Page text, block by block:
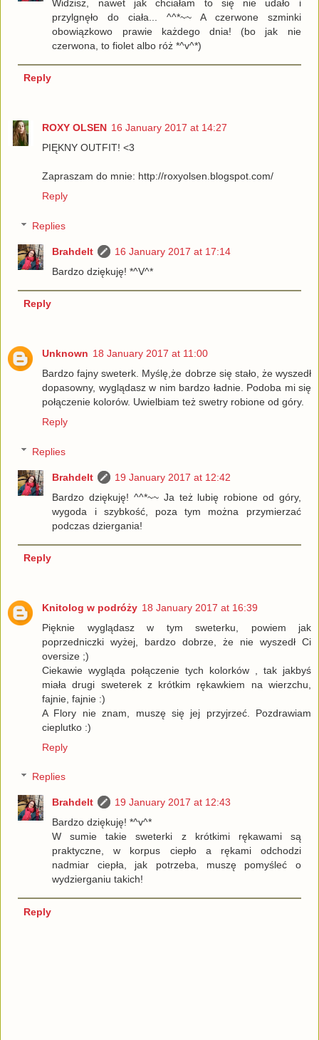
Widzisz, nawet jak chciałam to się nie udało i
przylgnęło do ciała... ^^*~~ A czerwone szminki
obowiązkowo prawie każdego dnia! (bo jak nie
czerwona, to fiolet albo róż *^v^*)
Reply
ROXY OLSEN 16 January 2017 at 14:27
PIĘKNY OUTFIT! <3
Zapraszam do mnie: http://roxyolsen.blogspot.com/
Reply
Replies
Brahdelt
16 January 2017 at 17:14
Bardzo dziękuję! *^V^*
Reply
Unknown 18 January 2017 at 11:00
Bardzo fajny sweterk. Myślę,że dobrze się stało, że wyszedł
dopasowny, wyglądasz w nim bardzo ładnie. Podoba mi się
połączenie kolorów. Uwielbiam też swetry robione od góry.
Reply
Replies
Brahdelt
19 January 2017 at 12:42
Bardzo dziękuję! ^^*~~ Ja też lubię robione od góry,
wygoda i szybkość, poza tym można przymierzać
podczas dziergania!
Reply
Knitolog w podróży 18 January 2017 at 16:39
Pięknie wyglądasz w tym sweterku, powiem jak
poprzedniczki wyżej, bardzo dobrze, że nie wyszedł Ci
oversize ;)
Ciekawie wygląda połączenie tych kolorków , tak jakbyś
miała drugi sweterek z krótkim rękawkiem na wierzchu,
fajnie, fajnie :)
A Flory nie znam, muszę się jej przyjrzeć. Pozdrawiam
cieplutko :)
Reply
Replies
Brahdelt
19 January 2017 at 12:43
Bardzo dziękuję! *^v^*
W sumie takie sweterki z krótkimi rękawami są
praktyczne, w korpus ciepło a rękami odchodzi
nadmiar ciepła, jak potrzeba, muszę pomyśleć o
wydzierganiu takich!
Reply